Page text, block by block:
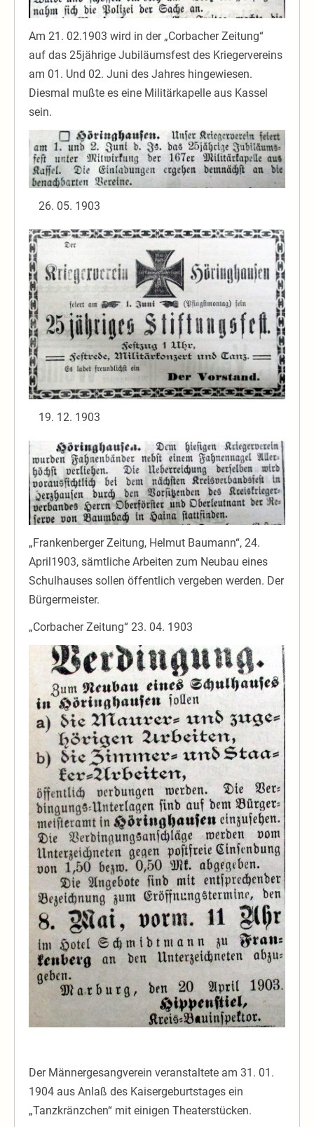
Am 21. 02.1903 wird in der „Corbacher Zeitung“
auf das 25jährige Jubiläumsfest des Kriegervereins
am 01. Und 02. Juni des Jahres hingewiesen.
Diesmal mußte es eine Militärkapelle aus Kassel
sein.
05. 1903
12. 1903
„Frankenberger Zeitung, Helmut Baumann“, 24.
April1903, sämtliche Arbeiten zum Neubau eines
Schulhauses sollen öffentlich vergeben werden. Der
Bürgermeister.
„Corbacher Zeitung“ 23. 04. 1903
Der Männergesangverein veranstaltete am 31. 01.
1904 aus Anlaß des Kaisergeburtstages ein
„Tanzkränzchen“ mit einigen Theaterstücken.